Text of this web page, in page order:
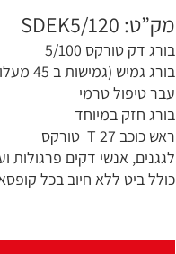
מק”ט: SDEK5/120
בורג דק טורקס 5/100
בורג גמיש (גמישות ב 45 מעלות)
עבר טיפול טרמי
בורג חזק במיוחד
ראש כוכב T 27 טורקס
לגגנים, אנשי דקים פרגולות
כולל ביט ללא חיוב בכל